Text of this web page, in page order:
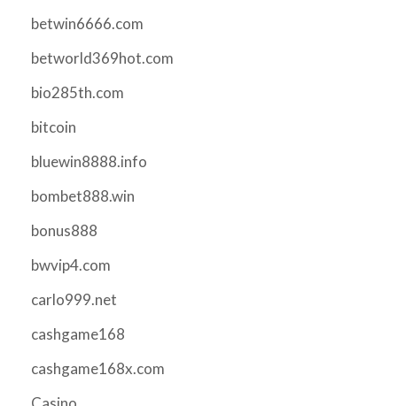
betwin6666.com
betworld369hot.com
bio285th.com
bitcoin
bluewin8888.info
bombet888.win
bonus888
bwvip4.com
carlo999.net
cashgame168
cashgame168x.com